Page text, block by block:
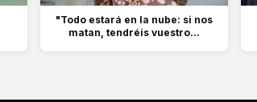
"Todo estará en la nube: si nos
matan, tendréis vuestro...